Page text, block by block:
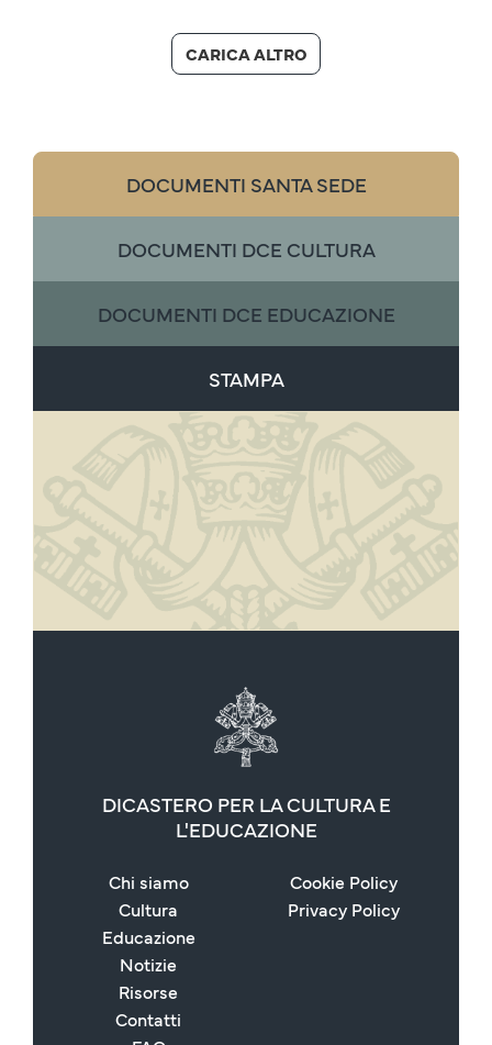
CARICA ALTRO
DOCUMENTI SANTA SEDE
DOCUMENTI DCE CULTURA
DOCUMENTI DCE EDUCAZIONE
STAMPA
DICASTERO PER LA CULTURA E
L'EDUCAZIONE
Chi siamo
Cultura
Educazione
Notizie
Risorse
Contatti
Cookie Policy
Privacy Policy